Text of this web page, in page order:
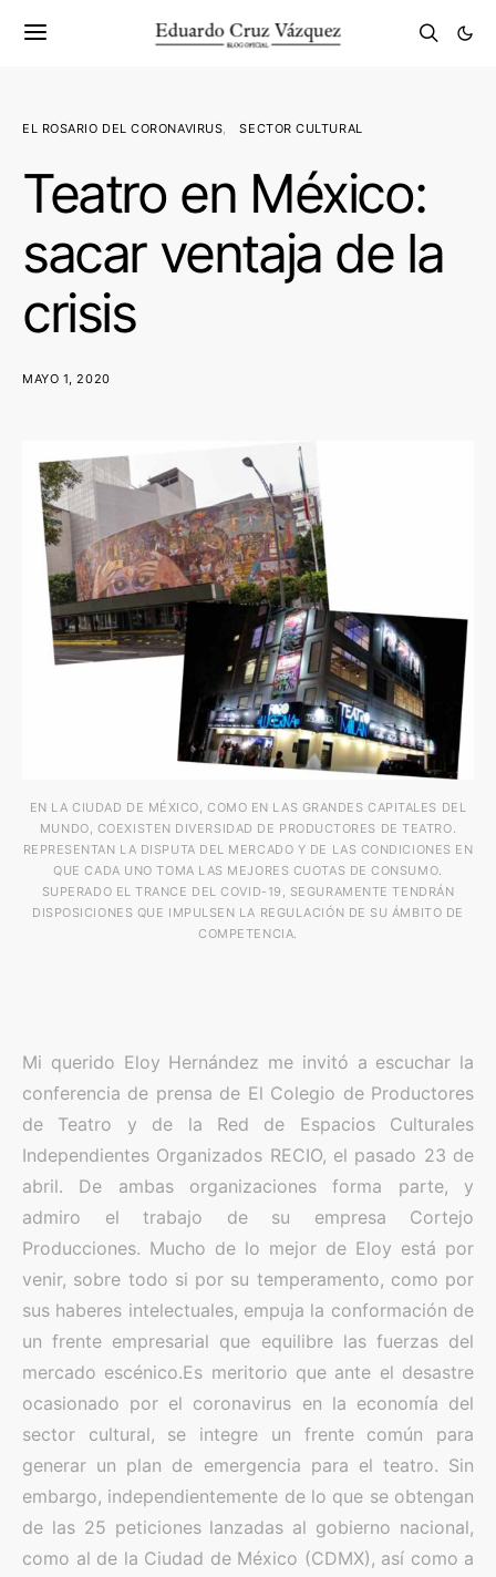
EL ROSARIO DEL CORONAVIRUS SECTOR CULTURAL
Teatro en México:
sacar ventaja de la
crisis
MAYO 1, 2020
EN LA CIUDAD DE MÉXICO, COMO EN LAS GRANDES CAPITALES DEL
MUNDO, COEXISTEN DIVERSIDAD DE PRODUCTORES DE TEATRO.
REPRESENTAN LA DISPUTA DEL MERCADO Y DE LAS CONDICIONES EN
QUE CADA UNO TOMA LAS MEJORES CUOTAS DE CONSUMO.
SUPERADO EL TRANCE DEL COVID-19, SEGURAMENTE TENDRÁN
DISPOSICIONES QUE IMPULSEN LA REGULACIÓN DE SU ÁMBITO DE
COMPETENCIA.
Mi querido Eloy Hernández me invitó a escuchar la
conferencia de prensa de El Colegio de Productores
de Teatro y de la Red de Espacios Culturales
Independientes Organizados RECIO, el pasado 23 de
abril. De ambas organizaciones forma parte, y
admiro el trabajo de su empresa Cortejo
Producciones. Mucho de lo mejor de Eloy está por
venir, sobre todo si por su temperamento, como por
sus haberes intelectuales, empuja la conformación de
un frente empresarial que equilibre las fuerzas del
mercado escénico.Es meritorio que ante el desastre
ocasionado por el coronavirus en la economía del
sector cultural, se integre un frente común para
generar un plan de emergencia para el teatro. Sin
embargo, independientemente de lo que se obtengan
de las 25 peticiones lanzadas al gobierno nacional,
como al de la Ciudad de México (CDMX), así como a